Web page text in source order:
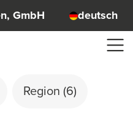
GmbH deutsch
Region (6)